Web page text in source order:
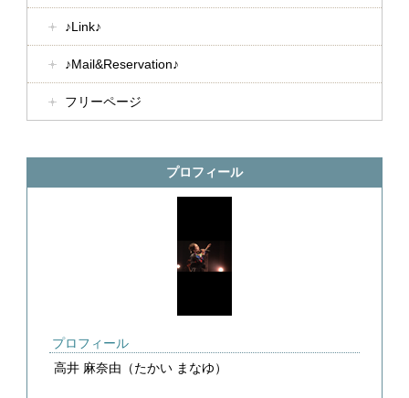
♪Link♪
♪Mail&Reservation♪
フリーページ
プロフィール
プロフィール
高井 麻奈由（たかい まなゆ）